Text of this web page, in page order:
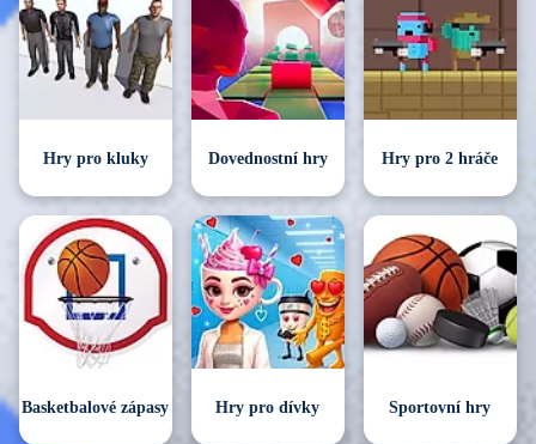
Hry pro kluky Dovednostní hry Hry pro 2 hráče
Basketbalové zápasy Hry pro dívky Sportovní hry